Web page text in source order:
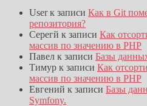
Userк записи Как в Git
репозитория?
Серегй к записи Как
массив по значению в PHP
Павел к записи Базы
Тимур к записи Как
массив по значению в PHP
Евгений к записи Базы
Symfony.